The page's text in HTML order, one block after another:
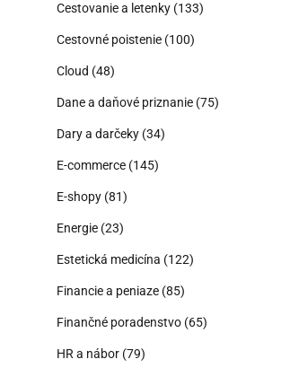
Cestovanie a letenky (133)
Cestovné poistenie (100)
Cloud (48)
Dane a daňové priznanie (75)
Dary a darčeky (34)
E-commerce (145)
E-shopy (81)
Energie (23)
Estetická medicína (122)
Financie a peniaze (85)
Finančné poradenstvo (65)
HR a nábor (79)